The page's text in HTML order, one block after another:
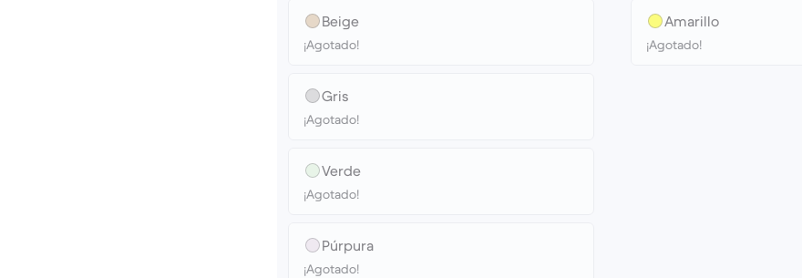
Beige
¡Agotado!
Gris
¡Agotado!
Verde
¡Agotado!
Púrpura
¡Agotado!
Amarillo
¡Agotado!